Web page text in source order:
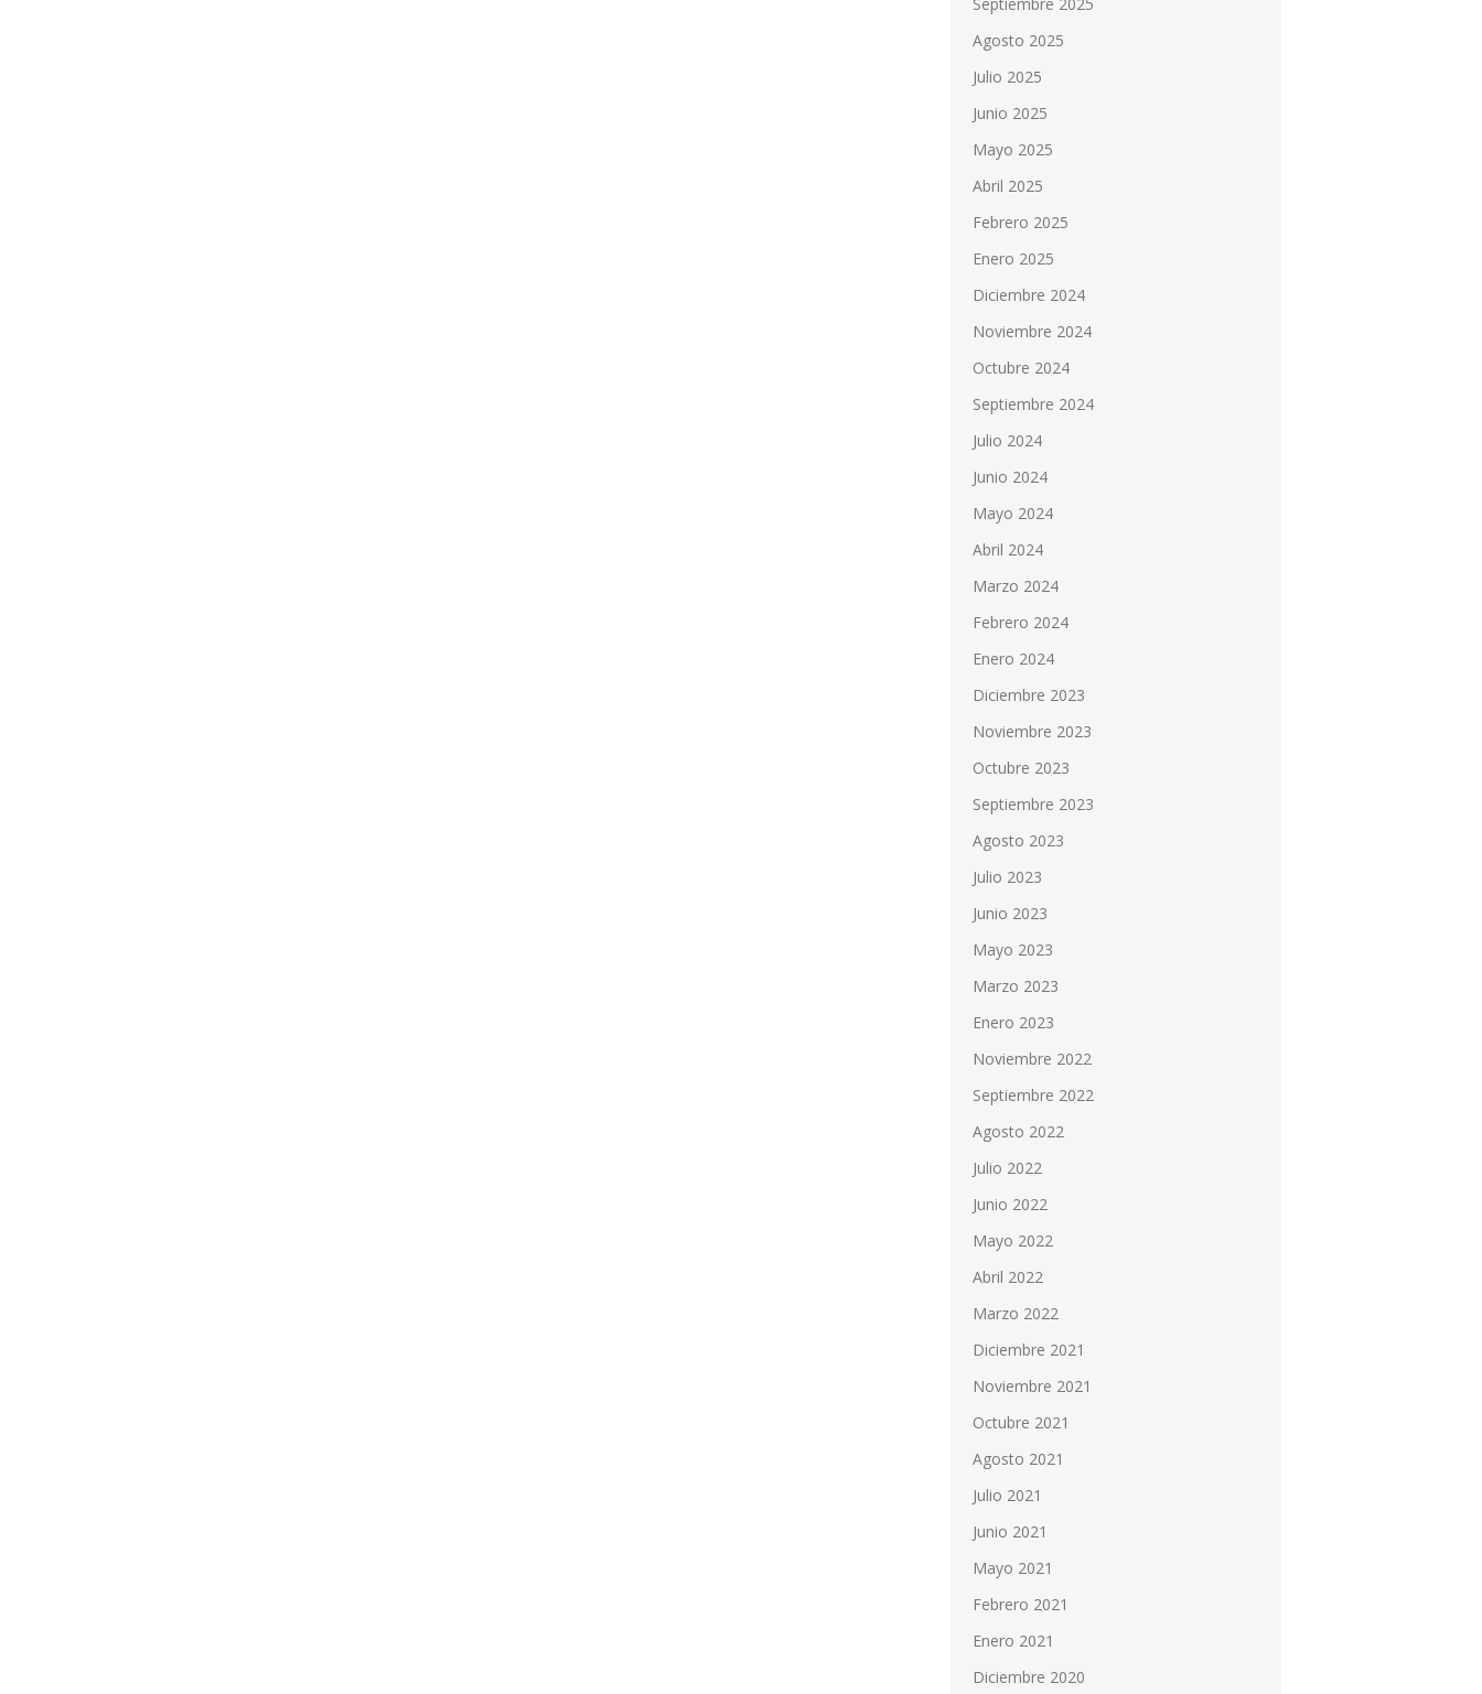
Agosto 2025
Julio 2025
Junio 2025
Mayo 2025
Abril 2025
Febrero 2025
Enero 2025
Diciembre 2024
Noviembre 2024
Octubre 2024
Septiembre 2024
Julio 2024
Junio 2024
Mayo 2024
Abril 2024
Marzo 2024
Febrero 2024
Enero 2024
Diciembre 2023
Noviembre 2023
Octubre 2023
Septiembre 2023
Agosto 2023
Julio 2023
Junio 2023
Mayo 2023
Marzo 2023
Enero 2023
Noviembre 2022
Septiembre 2022
Agosto 2022
Julio 2022
Junio 2022
Mayo 2022
Abril 2022
Marzo 2022
Diciembre 2021
Noviembre 2021
Octubre 2021
Agosto 2021
Julio 2021
Junio 2021
Mayo 2021
Febrero 2021
Enero 2021
Diciembre 2020